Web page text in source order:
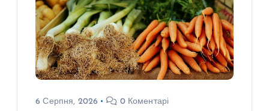
6 Серпня, 2026 0 Коментарі